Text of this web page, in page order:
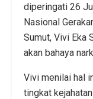
diperingati 26
Nasional
Sumut, Vivi Eka
akan bahaya
Vivi menilai hal
tingkat